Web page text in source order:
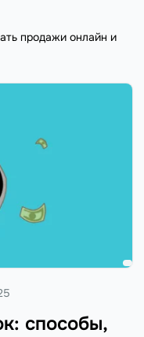
продажи онлайн и
способы,